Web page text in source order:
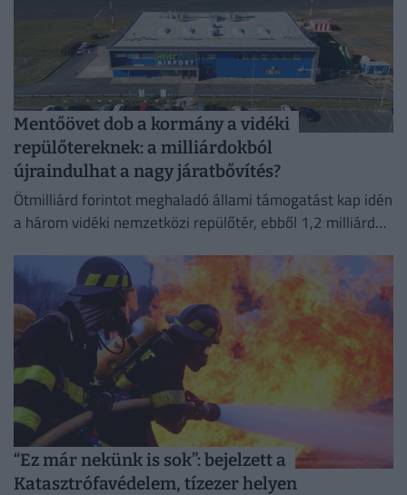
Mentőövet dob a kormány a vidéki
repülőtereknek: a milliárdokból
újraindulhat a nagy járatbővítés?
Ötmilliárd forintot meghaladó állami támogatást kap idén
a három vidéki nemzetközi repülőtér, ebből 1,2 milliárd
“Ez már nekünk is sok”: bejelzett a
Katasztrófavédelem, tízezer helyen